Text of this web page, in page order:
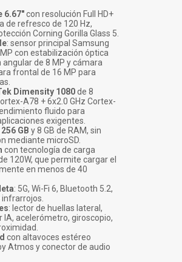
6.67"con resolución Full HD+
de refresco de 120 Hz,
Corning Gorilla Glass 5.
: sensor principal Samsung
MP con estabilización óptica
de 8 MP y cámara
frontal de 16 MP para
Dimensity 1080de 8
A78 + 6x2.0 GHz Cortex-
fluido para
exigentes.
GB y 8 GB de RAM, sin
mediante microSD.
con tecnología de carga
120W, que permite cargar el
en menos de 40
: 5G, Wi-Fi 6, Bluetooth 5.2,
infrarrojos.
: lector de huellas lateral,
IA, acelerómetro, giroscopio,
con altavoces estéreo
Atmos y conector de audio